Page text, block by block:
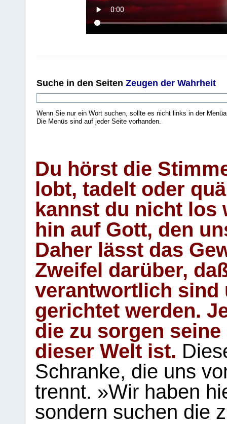
Suche in den Seiten Zeugen der Wahrheit
Wenn Sie nur ein Wort suchen, sollte es nicht links in der
Die Menüs sind auf jeder Seite vorhanden..
Du hörst die
lobt, tadelt oder
kannst du nicht los
hin auf Gott, den
Daher lässt das
Zweifel darüber,
verantwortlich sind
gerichtet werden.
die zu sorgen
dieser Welt ist.
Schranke, die uns
trennt. »Wir haben
sondern suchen die